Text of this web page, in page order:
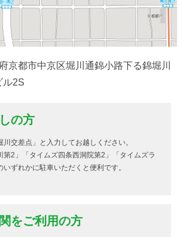
京都市中京区堀川通錦小路下る錦堀川
ル2S
の方
交差点」と入力してお越しください。
第2」「タイムズ四条西洞院第2」「タイムズラ
ずれかに駐車いただくと便利です。
をご利用の方